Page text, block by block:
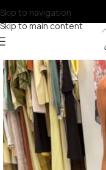
Skip to navigation
Skip to main content